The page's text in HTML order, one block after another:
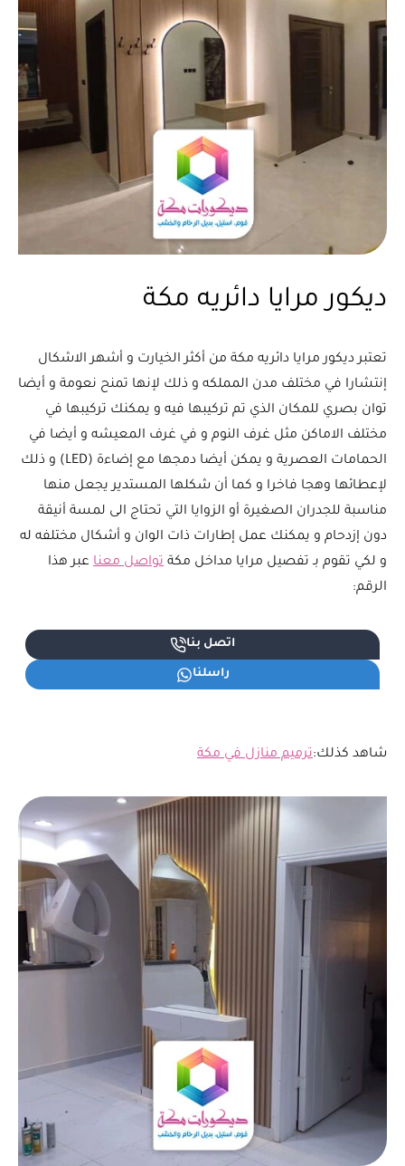
ديكور مرايا دائريه مكة
تعتبر ديكور مرايا دائريه مكة من أكثر الخيارت و أشهر الاشكال
إنتشارا في مختلف مدن المملكه و ذلك لإنها تمنح نعومة و أيضا
توان بصري للمكان الذي تم تركيبها فيه و يمكنك تركيبها في
مختلف الاماكن مثل غرف النوم و في غرف المعيشه و أيضا في
الحمامات العصرية و يمكن أيضا دمجها مع إضاءة (LED) و ذلك
لإعطائها وهجا فاخرا و كما أن شكلها المستدير يجعل منها
مناسبة للجدران الصغيرة أو الزوايا التي تحتاج الى لمسة أنيقة
دون إزدحام و يمكنك عمل إطارات ذات الوان و أشكال مختلفه له
و لكي تقوم بـ تفصيل مرايا مداخل مكة تواصل معنا عبر هذا
الرقم:
اتصل بنا
راسلنا
شاهد كذلك:ترميم منازل في مكة